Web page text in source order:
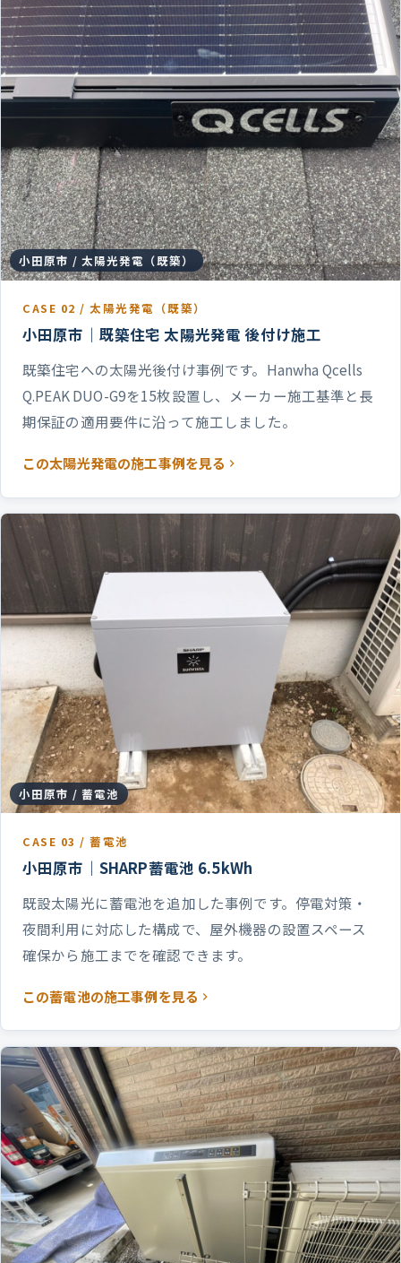
小田原市 / 太陽光発電（既築）
CASE 02 / 太陽光発電（既築）
小田原市｜既築住宅 太陽光発電 後付け施工
既築住宅への太陽光後付け事例です。Hanwha Qcells
Q.PEAK DUO-G9を15枚設置し、メーカー施工基準と長
期保証の適用要件に沿って施工しました。
この太陽光発電の施工事例を見る
小田原市 / 蓄電池
CASE 03 / 蓄電池
小田原市｜SHARP蓄電池 6.5kWh
既設太陽光に蓄電池を追加した事例です。停電対策・
夜間利用に対応した構成で、屋外機器の設置スペース
確保から施工までを確認できます。
この蓄電池の施工事例を見る